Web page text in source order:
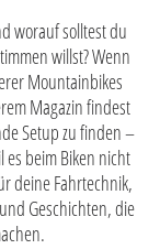
worauf solltest du
willst? Wenn
Mountainbikes
Magazin findest
Setup zu finden –
es beim Biken nicht
deine Fahrtechnik,
Geschichten, die